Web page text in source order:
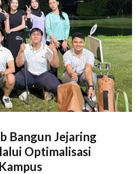
Bangun Jejaring
Optimalisasi